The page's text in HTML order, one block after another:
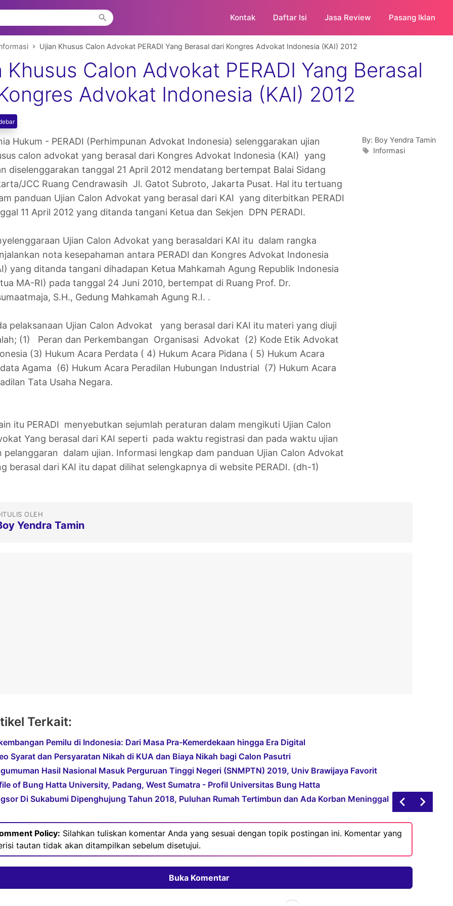
Kontak Daftar Isi Jasa Review Pasang Iklan
Ujian Khusus Calon Advokat PERADI Yang Berasal dari Kongres Advokat Indonesia (KAI) 2012
Khusus Calon Advokat PERADI Yang Berasal
Advokat Indonesia (KAI) 2012
Hukum - PERADI (Perhimpunan Advokat Indonesia) selenggarakan ujian
calon advokat yang berasal dari Kongres Advokat Indonesia (KAI) yang
diselenggarakan tanggal 21 April 2012 mendatang bertempat Balai Sidang
JCC Ruang Cendrawasih Jl. Gatot Subroto, Jakarta Pusat. Hal itu tertuang
panduan Ujian Calon Advokat yang berasal dari KAI yang diterbitkan PERADI
11 April 2012 yang ditanda tangani Ketua dan Sekjen DPN PERADI.
Ujian Calon Advokat yang berasaldari KAI itu dalam rangka
nota kesepahaman antara PERADI dan Kongres Advokat Indonesia
yang ditanda tangani dihadapan Ketua Mahkamah Agung Republik Indonesia
MA-RI) pada tanggal 24 Juni 2010, bertempat di Ruang Prof. Dr.
S.H., Gedung Mahkamah Agung R.I. .
pelaksanaan Ujian Calon Advokat yang berasal dari KAI itu materi yang diuji
(1) Peran dan Perkembangan Organisasi Advokat (2) Kode Etik Advokat
(3) Hukum Acara Perdata ( 4) Hukum Acara Pidana ( 5) Hukum Acara
Agama (6) Hukum Acara Peradilan Hubungan Industrial (7) Hukum Acara
Tata Usaha Negara.
itu PERADI menyebutkan sejumlah peraturan dalam mengikuti Ujian Calon
Yang berasal dari KAI seperti pada waktu registrasi dan pada waktu ujian
pelanggaran dalam ujian. Informasi lengkap dam panduan Ujian Calon Advokat
berasal dari KAI itu dapat dilihat selengkapnya di website PERADI. (dh-1)
By: Boy Yendra Tamin
Informasi
OLEH
Yendra Tamin
Terkait:
Pemilu di Indonesia: Dari Masa Pra-Kemerdekaan hingga Era Digital
Syarat dan Persyaratan Nikah di KUA dan Biaya Nikah bagi Calon Pasutri
Hasil Nasional Masuk Perguruan Tinggi Negeri (SNMPTN) 2019, Univ Brawijaya Favorit
of Bung Hatta University, Padang, West Sumatra - Profil Universitas Bung Hatta
Di Sukabumi Dipenghujung Tahun 2018, Puluhan Rumah Tertimbun dan Ada Korban Meninggal
Policy: Silahkan tuliskan komentar Anda yang sesuai dengan topik postingan ini. Komentar yang
tautan tidak akan ditampilkan sebelum disetujui.
Buka Komentar